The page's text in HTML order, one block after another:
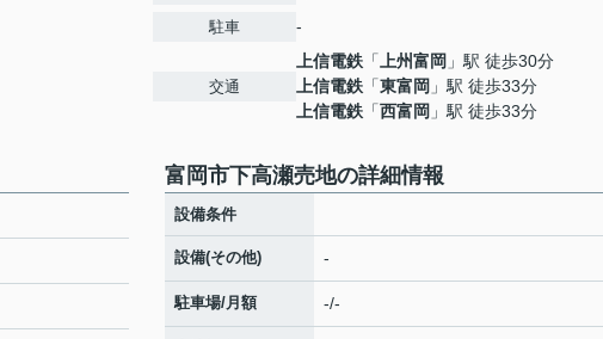
駐車 -
交通
上信電鉄 「 上州富岡 」駅 徒歩30分
上信電鉄 「東富岡 」駅 徒歩33分
上信電鉄 「西富岡 」駅 徒歩33分
富岡市下高瀬売地の詳細情報
設備条件
設備(その他) -
駐車場/月額 -/-